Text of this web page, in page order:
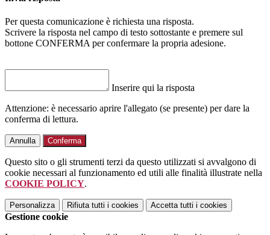
Per questa comunicazione è richiesta una risposta.
Scrivere la risposta nel campo di testo sottostante e premere sul
bottone CONFERMA per confermare la propria adesione.
Inserire qui la risposta
Attenzione: è necessario aprire l'allegato (se presente) per dare la
conferma di lettura.
Annulla Conferma
Questo sito o gli strumenti terzi da questo utilizzati si avvalgono di
cookie necessari al funzionamento ed utili alle finalità illustrate nella
COOKIE POLICY.
Personalizza Rifiuta tutti i cookies Accetta tutti i cookies
Gestione cookie